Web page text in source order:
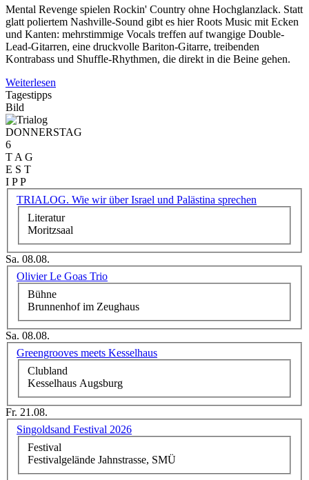
Mental Revenge spielen Rockin' Country ohne Hochglanzlack. Statt
glatt poliertem Nashville-Sound gibt es hier Roots Music mit Ecken
und Kanten: mehrstimmige Vocals treffen auf twangige Double-
Lead-Gitarren, eine druckvolle Bariton-Gitarre, treibenden
Kontrabass und Shuffle-Rhythmen, die direkt in die Beine gehen.
Weiterlesen
Tagestipps
Bild
DONNERSTAG
6
T A G
E S T
I P P
TRIALOG. Wie wir über Israel und Palästina sprechen
Literatur
Moritzsaal
Sa. 08.08.
Olivier Le Goas Trio
Bühne
Brunnenhof im Zeughaus
Sa. 08.08.
Greengrooves meets Kesselhaus
Clubland
Kesselhaus Augsburg
Fr. 21.08.
Singoldsand Festival 2026
Festival
Festivalgelände Jahnstrasse, SMÜ